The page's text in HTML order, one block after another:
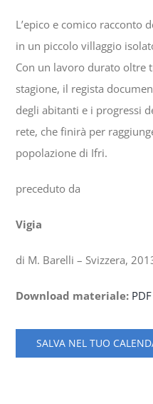
L’epico e comico racconto
in un piccolo villaggio
Con un lavoro durato oltre
stagione, il regista
degli abitanti e i progressi
rete, che finirà per
popolazione di Ifri.
preceduto da
Vigia
di M. Barelli – Svizzera,
Download materiale: PDF
SALVA NEL TUO